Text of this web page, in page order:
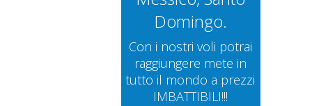
Domingo.
Con i nostri voli potrai
raggiungere mete in
tutto il mondo a prezzi
IMBATTIBILI!!!